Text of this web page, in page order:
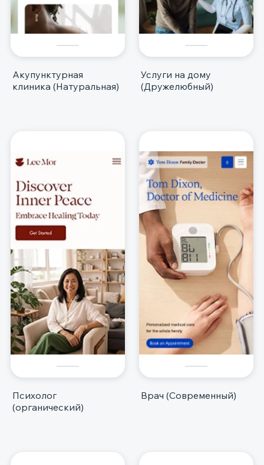
Акупунктурная
клиника (Натуральная)
Услуги на дому
(Дружелюбный)
Психолог
(органический)
Врач (Современный)